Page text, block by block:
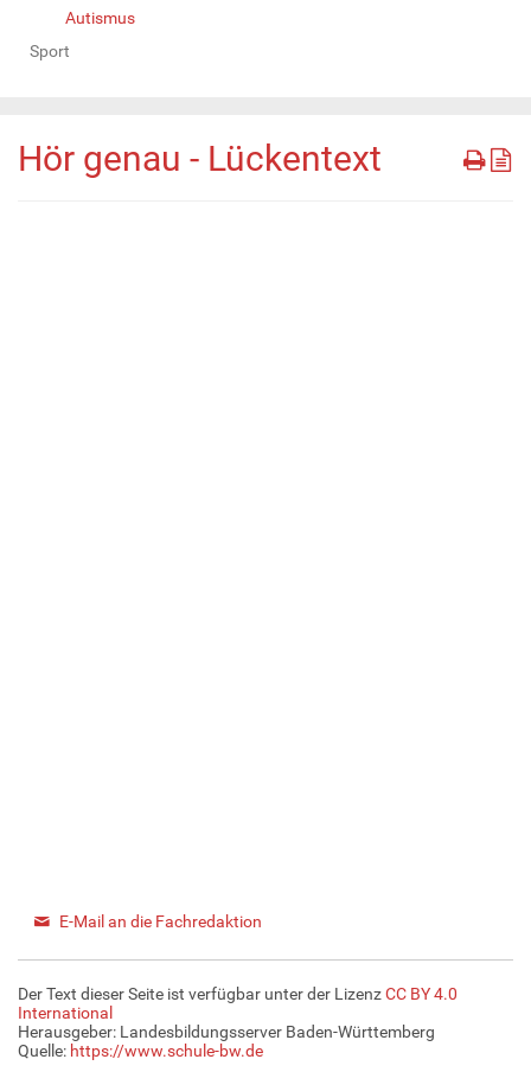
Autismus
Sport
Hör genau - Lückentext
E-Mail an die Fachredaktion
Der Text dieser Seite ist verfügbar unter der LizenzCC BY 4.0
International
Herausgeber: Landesbildungsserver Baden-Württemberg
Quelle: https://www.schule-bw.de